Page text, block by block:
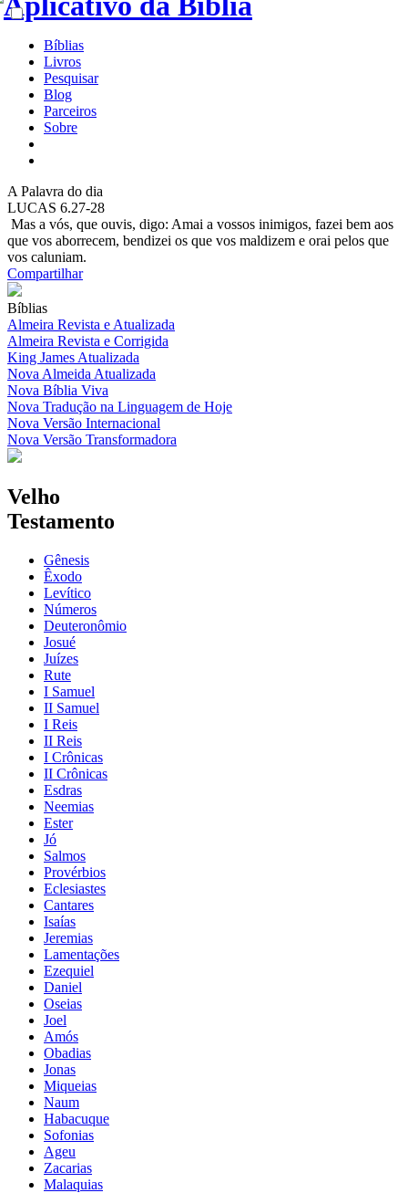
Bíblias
Livros
Pesquisar
Blog
Parceiros
Sobre
A Palavra do dia
LUCAS 6.27-28
Mas a vós, que ouvis, digo: Amai a vossos inimigos, fazei bem aos
que vos aborrecem, bendizei os que vos maldizem e orai pelos que
vos caluniam.
Compartilhar
Bíblias
Almeira Revista e Atualizada
Almeira Revista e Corrigida
King James Atualizada
Nova Almeida Atualizada
Nova Bíblia Viva
Nova Tradução na Linguagem de Hoje
Nova Versão Internacional
Nova Versão Transformadora
Velho
Testamento
Gênesis
Êxodo
Levítico
Números
Deuteronômio
Josué
Juízes
Rute
I Samuel
II Samuel
I Reis
II Reis
I Crônicas
II Crônicas
Esdras
Neemias
Ester
Jó
Salmos
Provérbios
Eclesiastes
Cantares
Isaías
Jeremias
Lamentações
Ezequiel
Daniel
Oseias
Joel
Amós
Obadias
Jonas
Miqueias
Naum
Habacuque
Sofonias
Ageu
Zacarias
Malaquias